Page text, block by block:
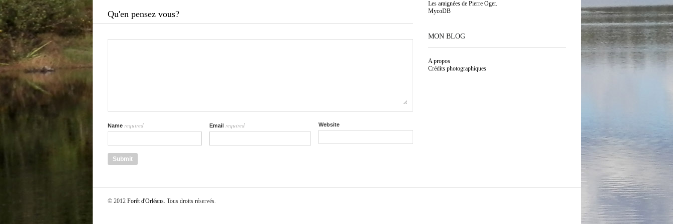
Qu'en pensez vous?
Name required Email required Website
Les araignées de Pierre Oger.
MycoDB
MON BLOG
A propos
Crédits photographiques
© 2012 Forêt d'Orléans. Tous droits réservés.